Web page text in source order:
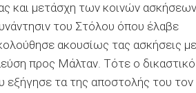
και μετάσχη των κοινών
του Στόλου όπου έλαβε
ακουσίως τας ασκήσεις
προς Μάλταν. Τότε ο
εξήγησε τα της αποστολής του τον